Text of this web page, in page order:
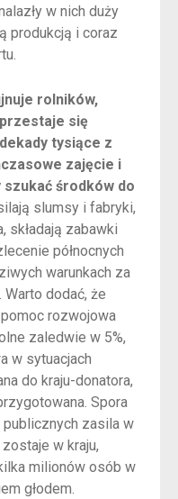
w nich duży
produkcją i coraz
rolników,
się
tysiące z
zajęcie i
środków do
slumsy i fabryki,
składają zabawki
północnych
warunkach za
dodać, że
rozwojowa
zaledwie w 5%,
w sytuacjach
do kraju-donatora,
Spora
zasila w
w kraju,
milionów osób w
głodem.